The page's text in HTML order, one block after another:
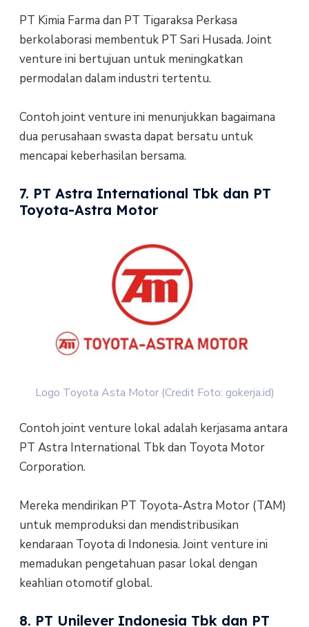
PT Kimia Farma dan PT Tigaraksa Perkasa
berkolaborasi membentuk PT Sari Husada. Joint
venture ini bertujuan untuk meningkatkan
permodalan dalam industri tertentu.
Contoh joint venture ini menunjukkan bagaimana
dua perusahaan swasta dapat bersatu untuk
mencapai keberhasilan bersama.
7. PT Astra International Tbk dan PT
Toyota-Astra Motor
Logo Toyota Asta Motor (Credit Foto: gokerja.id)
Contoh joint venture lokal adalah kerjasama antara
PT Astra International Tbk dan Toyota Motor
Corporation.
Mereka mendirikan PT Toyota-Astra Motor (TAM)
untuk memproduksi dan mendistribusikan
kendaraan Toyota di Indonesia. Joint venture ini
memadukan pengetahuan pasar lokal dengan
keahlian otomotif global.
8. PT Unilever Indonesia Tbk dan PT